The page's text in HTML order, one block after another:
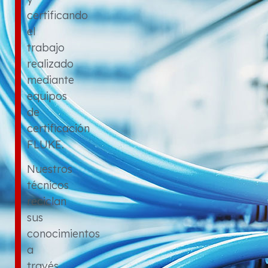
certificando
el
trabajo
realizado
mediante
equipos
de
certificación
FLUKE.
Nuestros
técnicos
reciclan
sus
conocimientos
a